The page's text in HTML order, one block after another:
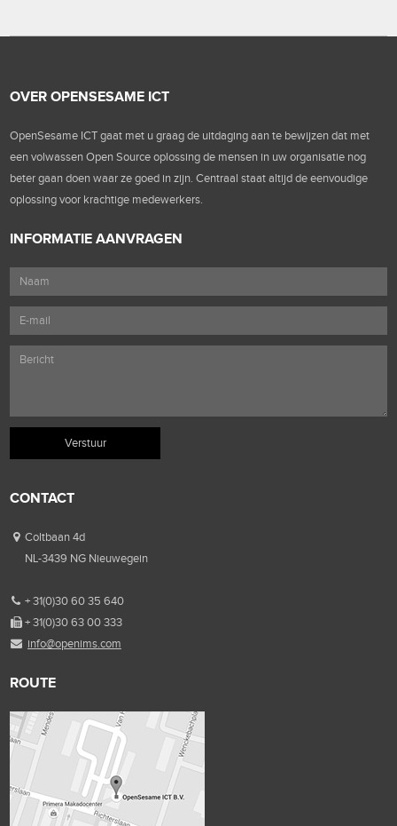
OVER OPENSESAME ICT
OpenSesame ICT gaat met u graag de uitdaging aan te bewijzen dat met
een volwassen Open Source oplossing de mensen in uw organisatie nog
beter gaan doen waar ze goed in zijn. Centraal staat altijd de eenvoudige
oplossing voor krachtige medewerkers.
INFORMATIE AANVRAGEN
CONTACT
Coltbaan 4d
NL-3439 NG Nieuwegein
+ 31(0)30 60 35 640
+ 31(0)30 63 00 333
info@openims.com
ROUTE